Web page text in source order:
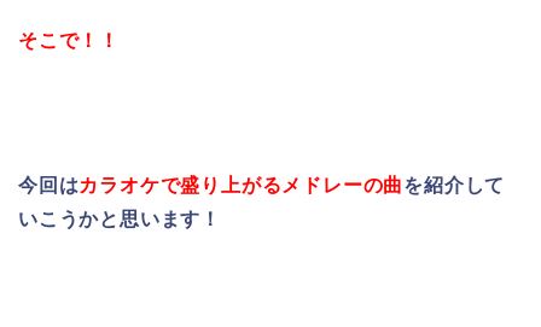
そこで！！
今回はカラオケで盛り上がるメドレーの曲を紹介して
いこうかと思います！